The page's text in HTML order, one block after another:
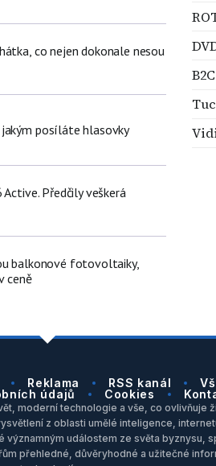
co nejen dokonale nesou
posíláte hlasovky
Předčily veškerá
balkonové fotovoltaiky,
ceně
B2C
Reklama RSS kanál
údajů
Cookies
moderní technologie a vše, co ovlivňuje
z oblasti umělé inteligence,
významným událostem ze světa byznysu,
přehledné, důvěryhodné a užitečné